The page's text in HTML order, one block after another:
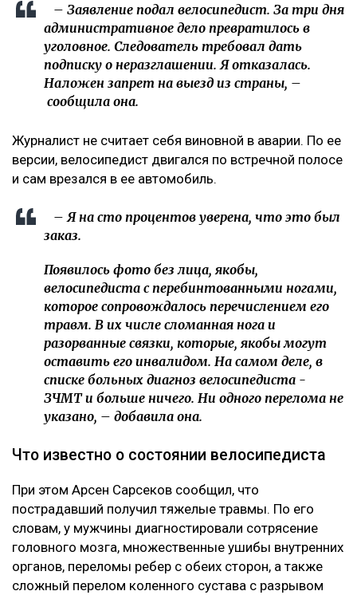
– Заявление подал велосипедист. За три дня
административное дело превратилось в
уголовное. Следователь требовал дать
подписку о неразглашении. Я отказалась.
Наложен запрет на выезд из страны, –
сообщила она.
Журналист не считает себя виновной в аварии. По ее
версии, велосипедист двигался по встречной полосе
и сам врезался в ее автомобиль.
– Я на сто процентов уверена, что это был
заказ.
Появилось фото без лица, якобы,
велосипедиста с перебинтованными ногами,
которое сопровождалось перечислением его
травм. В их числе сломанная нога и
разорванные связки, которые, якобы могут
оставить его инвалидом. На самом деле, в
списке больных диагноз велосипедиста -
ЗЧМТ и больше ничего. Ни одного перелома не
указано, – добавила она.
Что известно о состоянии велосипедиста
При этом Арсен Сарсеков сообщил, что
пострадавший получил тяжелые травмы. По его
словам, у мужчины диагностировали сотрясение
головного мозга, множественные ушибы внутренних
органов, переломы ребер с обеих сторон, а также
сложный перелом коленного сустава с разрывом